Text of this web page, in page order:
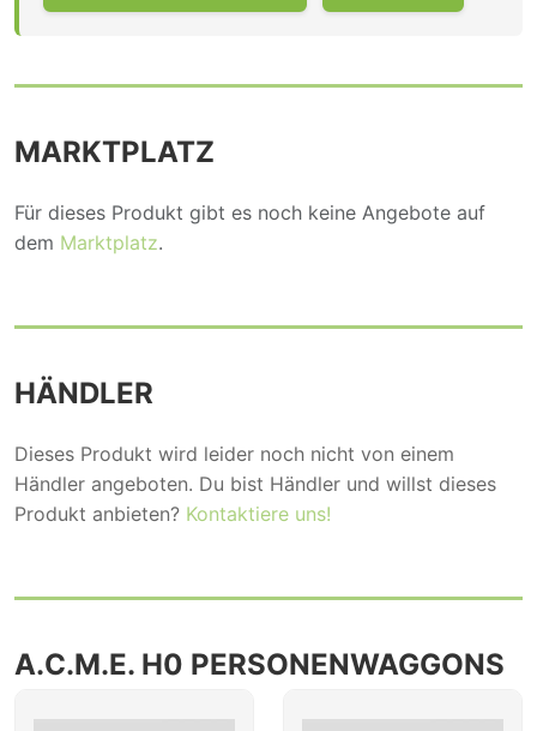
MARKTPLATZ
Für dieses Produkt gibt es noch keine Angebote auf
dem Marktplatz.
HÄNDLER
Dieses Produkt wird leider noch nicht von einem
Händler angeboten. Du bist Händler und willst dieses
Produkt anbieten? Kontaktiere uns!
A.C.M.E. H0 PERSONENWAGGONS